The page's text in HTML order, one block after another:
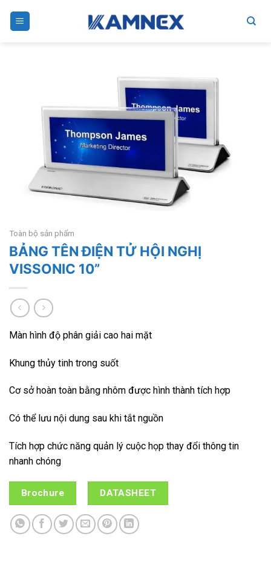
Toàn bộ sản phẩm
BẢNG TÊN ĐIỆN TỬ HỘI NGHỊ
VISSONIC 10”
Màn hình độ phân giải cao hai mặt
Khung thủy tinh trong suốt
Cơ sở hoàn toàn bằng nhôm được hình thành tích hợp
Có thể lưu nội dung sau khi tắt nguồn
Tích hợp chức năng quản lý cuộc họp thay đổi thông tin
nhanh chóng
Brochure DATASHEET